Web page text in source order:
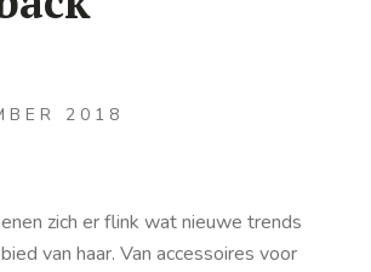
2018
zich er flink wat nieuwe trends
van haar. Van accessoires voor